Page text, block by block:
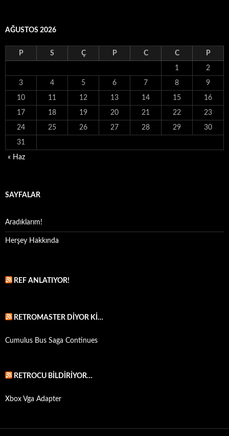
AĞUSTOS 2026
P S Ç P C C P
1 2
3 4 5 6 7 8 9
10 11 12 13 14 15 16
17 18 19 20 21 22 23
24 25 26 27 28 29 30
31
« Haz
SAYFALAR
Aradıklarım!
Herşey Hakkında
REF ANLATIYOR!
RETROMASTER DIYOR KI…
Cumulus Bus Saga Continues
RETROCU BILDIRIYOR…
Xbox Vga Adapter